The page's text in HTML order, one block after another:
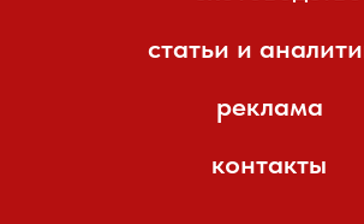
статьи и
реклама
контакты